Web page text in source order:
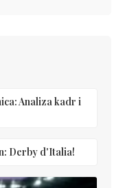
Analiza kadr i
Derby d'Italia!